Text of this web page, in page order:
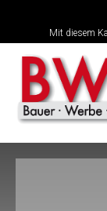
Mit diesem